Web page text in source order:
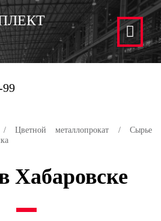
99
Цветной металлопрокат /Сырье
Хабаровске